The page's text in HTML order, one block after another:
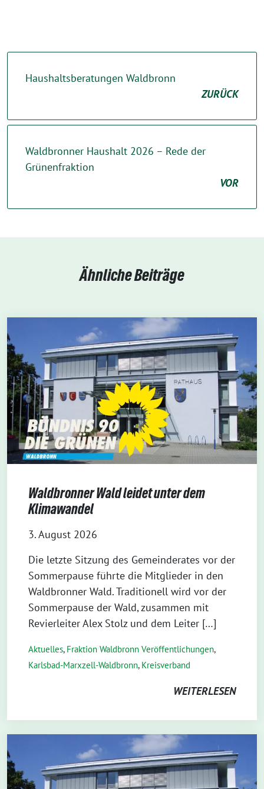
Haushaltsberatungen Waldbronn
ZURÜCK
Waldbronner Haushalt 2026 – Rede der
Grünenfraktion
VOR
Ähnliche Beiträge
Waldbronner Wald leidet unter dem
Klimawandel
3. August 2026
Die letzte Sitzung des Gemeinderates vor der
Sommerpause führte die Mitglieder in den
Waldbronner Wald. Traditionell wird vor der
Sommerpause der Wald, zusammen mit
Revierleiter Alex Stolz und dem Leiter […]
Aktuelles, Fraktion Waldbronn Veröffentlichungen,
Karlsbad-Marxzell-Waldbronn, Kreisverband
WEITERLESEN